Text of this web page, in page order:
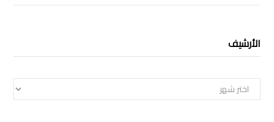
الأرشيف
الأرشيف